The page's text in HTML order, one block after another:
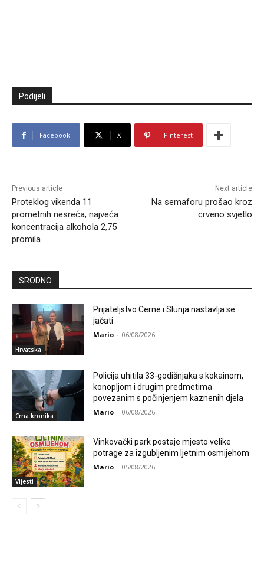
Podijeli
Facebook X Pinterest
Previous article
Proteklog vikenda 11
prometnih nesreća, najveća
koncentracija alkohola 2,75
promila
Next article
Na semaforu prošao kroz
crveno svjetlo
SRODNO
Hrvatska
Prijateljstvo Cerne i Slunja nastavlja se
jačati
Mario - 06/08/2026
Crna kronika
Policija uhitila 33-godišnjaka s kokainom,
konopljom i drugim predmetima
povezanim s počinjenjem kaznenih djela
Mario - 06/08/2026
Vijesti
Vinkovački park postaje mjesto velike
potrage za izgubljenim ljetnim osmijehom
Mario - 05/08/2026